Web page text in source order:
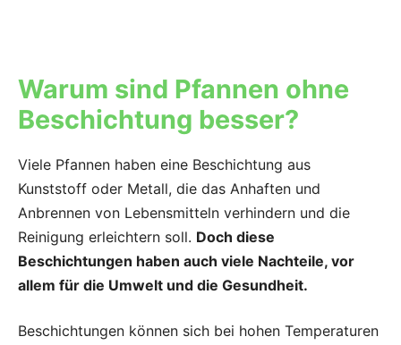
Warum sind Pfannen ohne
Beschichtung besser?
Viele Pfannen haben eine Beschichtung aus
Kunststoff oder Metall, die das Anhaften und
Anbrennen von Lebensmitteln verhindern und die
Reinigung erleichtern soll. Doch diese
Beschichtungen haben auch viele Nachteile, vor
allem für die Umwelt und die Gesundheit.
Beschichtungen können sich bei hohen Temperaturen